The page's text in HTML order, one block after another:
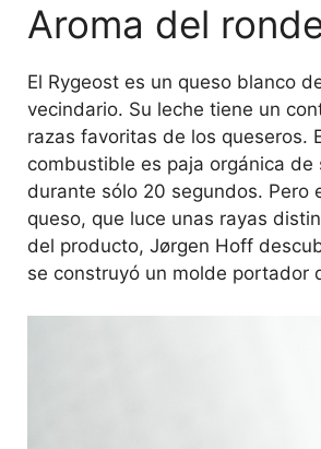
Aroma del
El Rygeost es un queso blanco
vecindario. Su leche tiene un
razas favoritas de los queseros.
combustible es paja orgánica
durante sólo 20 segundos. Pero
queso, que luce unas rayas
del producto, Jørgen Hoff
se construyó un molde portador